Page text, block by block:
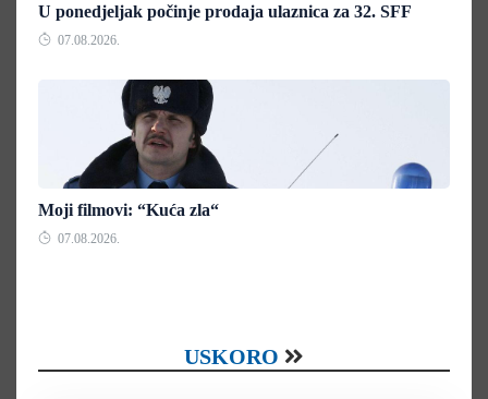
U ponedjeljak počinje prodaja ulaznica za 32. SFF
07.08.2026.
Moji filmovi: “Kuća zla“
07.08.2026.
USKORO